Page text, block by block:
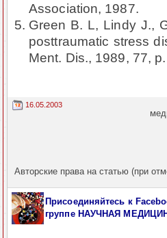
Association, 1987.
Green В. L, Lindy J.,
posttraumatic stress
Ment. Dis., 1989, 77,
16.05.2003
Авторские права на статью (при
Присоединяйтесь к
группе НАУЧНАЯ